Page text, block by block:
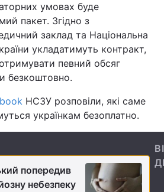
Світ
Наука
Лайт
Туризм
Регіони
умовах буде
пакет. Згідно з
заклад та Національна
укладатимуть контракт,
певний обсяг
безкоштовно.
НСЗУ розповіли, які саме
українкам безоплатно.
попередив
небезпеку